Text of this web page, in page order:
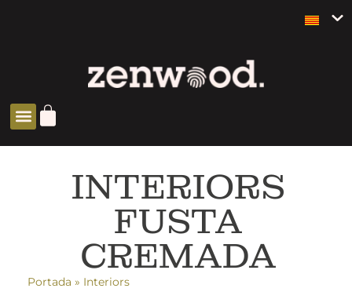
INTERIORS
FUSTA
CREMADA
Portada » Interiors